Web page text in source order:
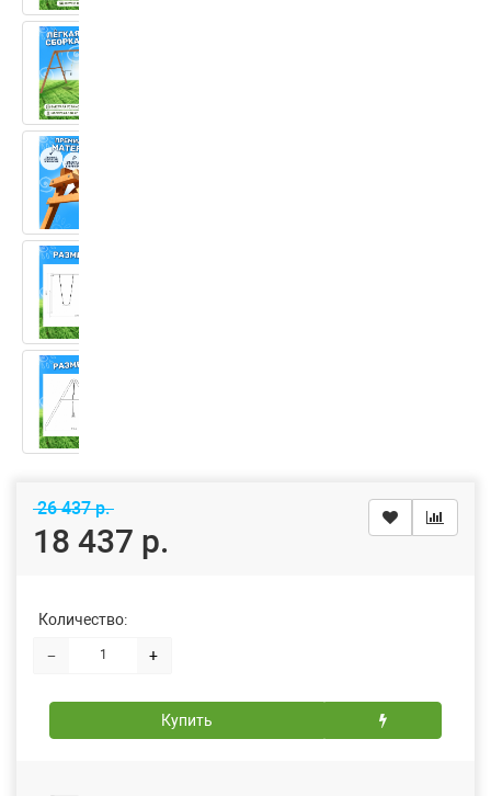
26 437 р.
18 437 р.
Количество:
− +
Купить